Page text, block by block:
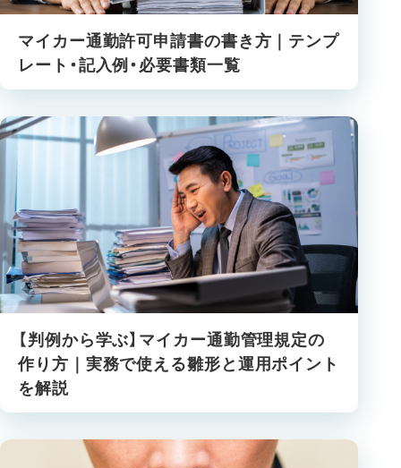
マイカー通勤許可申請書の書き方｜テンプ
レート・記入例・必要書類一覧
【判例から学ぶ】マイカー通勤管理規定の
作り方｜実務で使える雛形と運用ポイント
を解説